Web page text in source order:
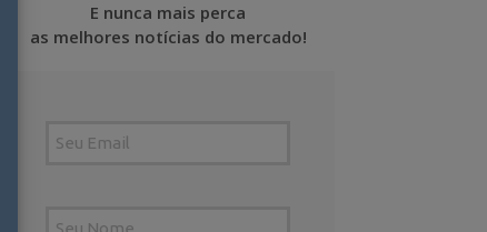
E nunca mais perca
as melhores notícias do mercado!